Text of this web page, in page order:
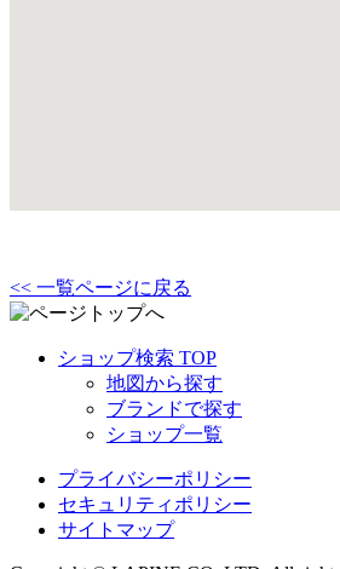
<< 一覧ページに戻る
ショップ検索 TOP
地図から探す
ブランドで探す
ショップ一覧
プライバシーポリシー
セキュリティポリシー
サイトマップ